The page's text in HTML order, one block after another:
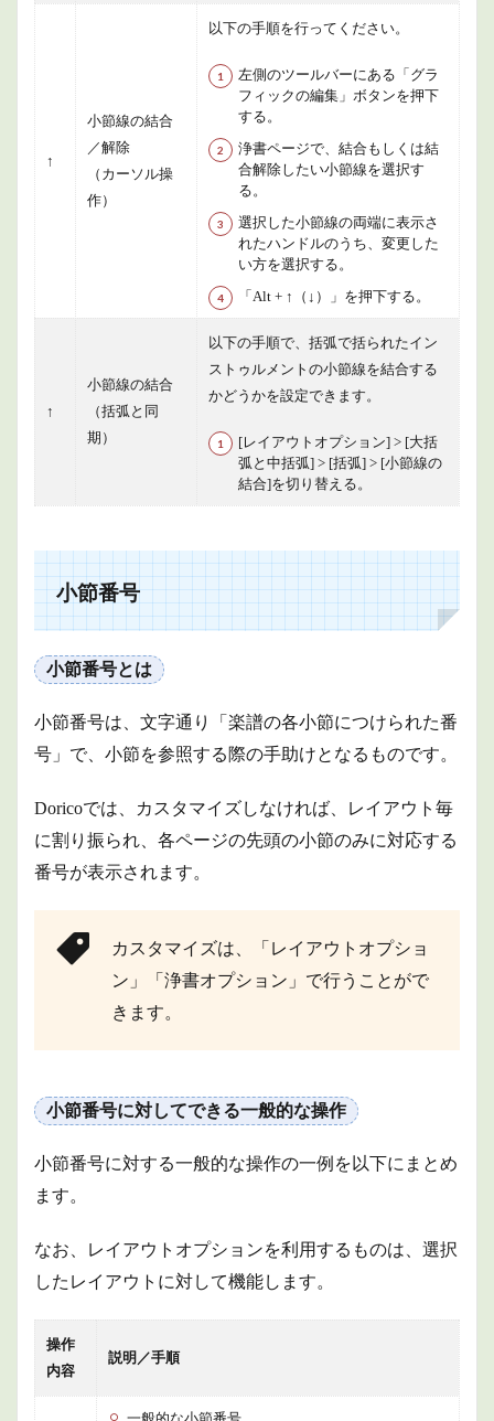
↑
小節線の結合
／解除
（カーソル操
作）
以下の手順を行ってください。
左側のツールバーにある「グラ
フィックの編集」ボタンを押下
する。
浄書ページで、結合もしくは結
合解除したい小節線を選択す
る。
選択した小節線の両端に表示さ
れたハンドルのうち、変更した
い方を選択する。
「Alt + ↑（↓）」を押下する。
↑
小節線の結合
（括弧と同
期）
以下の手順で、括弧で括られたイン
ストゥルメントの小節線を結合する
かどうかを設定できます。
[レイアウトオプション] > [大括
弧と中括弧] > [括弧] > [小節線の
結合]を切り替える。
小節番号
小節番号とは
小節番号は、文字通り「楽譜の各小節につけられた番
号」で、小節を参照する際の手助けとなるものです。
Doricoでは、カスタマイズしなければ、レイアウト毎
に割り振られ、各ページの先頭の小節のみに対応する
番号が表示されます。
カスタマイズは、「レイアウトオプショ
ン」「浄書オプション」で行うことがで
きます。
小節番号に対してできる一般的な操作
小節番号に対する一般的な操作の一例を以下にまとめ
ます。
なお、レイアウトオプションを利用するものは、選択
したレイアウトに対して機能します。
操作
内容
説明／手順